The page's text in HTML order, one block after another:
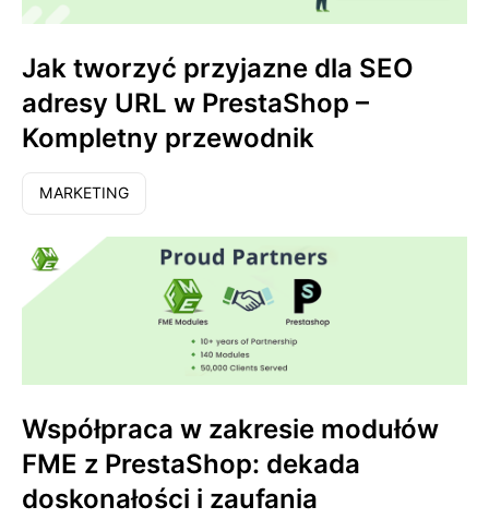
Jak tworzyć przyjazne dla SEO
adresy URL w PrestaShop –
Kompletny przewodnik
MARKETING
Współpraca w zakresie modułów
FME z PrestaShop: dekada
doskonałości i zaufania